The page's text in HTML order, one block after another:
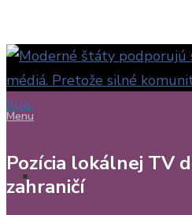
Menu
Pozícia lokálnej TV
zahraničí